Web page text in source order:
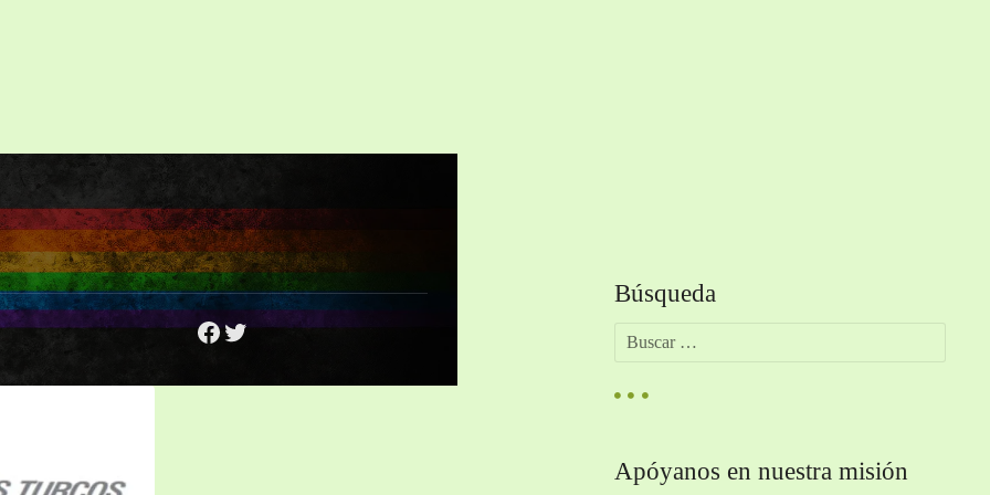
Facebook Twitter
Búsqueda
c
:Apóyanos en nuestra misión